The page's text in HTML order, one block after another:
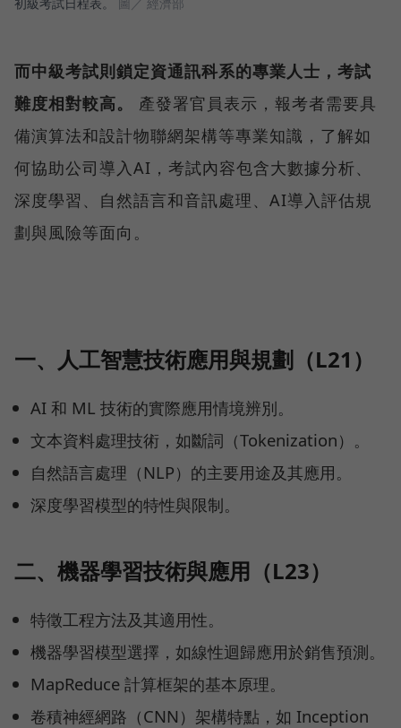
而中級考試則鎖定資通訊科系的專業人士，考試
難度相對較高。
產發署官員表示，報考者需要具
備演算法和設計物聯網架構等專業知識，了解如
何協助公司導入AI，考試內容包含大數據分析、
深度學習、自然語言和音訊處理、AI導入評估規
劃與風險等面向。
一、人工智慧技術應用與規劃（L21）
AI 和 ML 技術的實際應用情境辨別。
文本資料處理技術，如斷詞（Tokenization）。
自然語言處理（NLP）的主要用途及其應用。
深度學習模型的特性與限制。
二、機器學習技術與應用（L23）
特徵工程方法及其適用性。
機器學習模型選擇，如線性迴歸應用於銷售預測。
MapReduce 計算框架的基本原理。
卷積神經網路（CNN）架構特點，如 Inception